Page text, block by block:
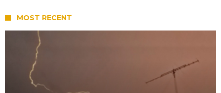
MOST RECENT